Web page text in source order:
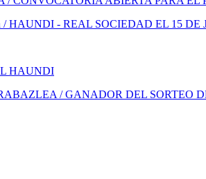
- REAL SOCIEDAD EL 15 DE
HAUNDI
/ GANADOR DEL SORTEO